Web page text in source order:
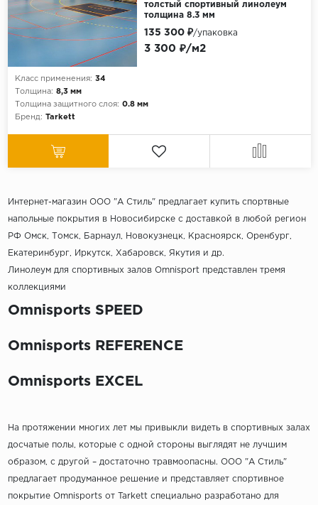
толстый спортивный линолеум
толщина 8.3 мм
Класс применения: 34
Толщина: 8,3 мм
Толщина защитного слоя: 0.8 мм
Бренд: Tarkett
3 300 ₽/м2
135 300 ₽/упаковка
Интернет-магазин ООО "А Стиль" предлагает купить спортвные
напольные покрытия в Новосибирске с доставкой в любой регион
РФ Омск, Томск, Барнаул, Новокузнецк, Красноярск, Оренбург,
Екатеринбург, Иркутск, Хабаровск, Якутия и др.
Линолеум для спортивных залов Omnisport представлен тремя
коллекциями
Omnisports SPEED
Omnisports REFERENCE
Omnisports EXCEL
На протяжении многих лет мы привыкли видеть в спортивных залах
досчатые полы, которые с одной стороны выглядят не лучшим
образом, с другой – достаточно травмоопасны. ООО "А Стиль"
предлагает продуманное решение и представляет спортивное
покрытие Omnisports от Tarkett специально разработано для